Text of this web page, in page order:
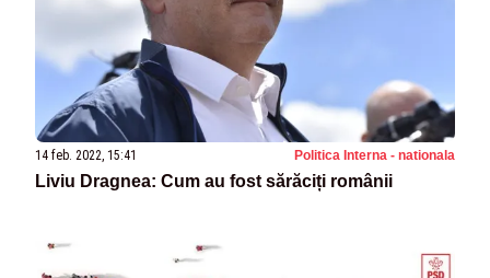
14 feb. 2022, 15:41 Politica Interna - nationala
Liviu Dragnea: Cum au fost sărăciți românii